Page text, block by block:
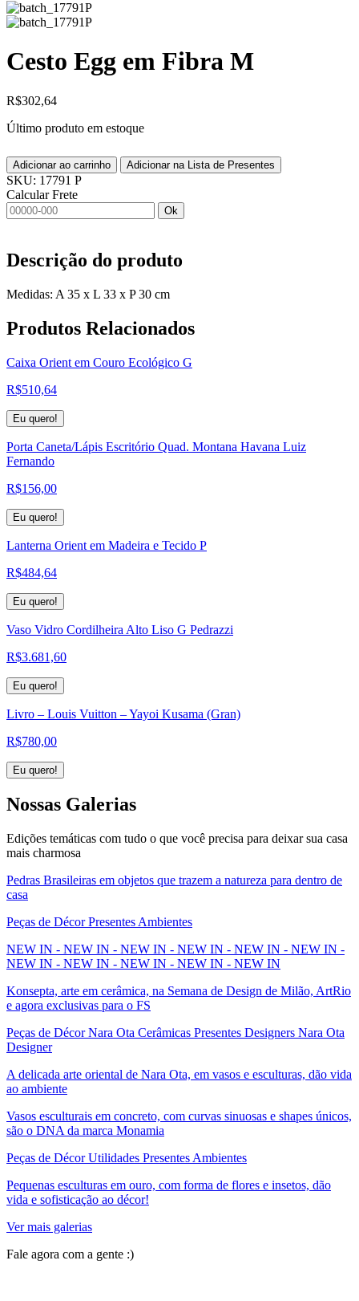
Cesto Egg em Fibra M
R$302,64
Último produto em estoque
Adicionar ao carrinho Adicionar na Lista de Presentes
SKU: 17791 P
Calcular Frete
Ok
Descrição do produto
Medidas: A 35 x L 33 x P 30 cm
Produtos Relacionados
Caixa Orient em Couro Ecológico G
R$510,64
Eu quero!
Porta Caneta/Lápis Escritório Quad. Montana Havana Luiz
Fernando
R$156,00
Eu quero!
Lanterna Orient em Madeira e Tecido P
R$484,64
Eu quero!
Vaso Vidro Cordilheira Alto Liso G Pedrazzi
R$3.681,60
Eu quero!
Livro – Louis Vuitton – Yayoi Kusama (Gran)
R$780,00
Eu quero!
Nossas Galerias
Edições temáticas com tudo o que você precisa para deixar sua casa
mais charmosa
Pedras Brasileiras em objetos que trazem a natureza para dentro de
casa
Peças de Décor Presentes Ambientes
NEW IN - NEW IN - NEW IN - NEW IN - NEW IN - NEW IN -
NEW IN - NEW IN - NEW IN - NEW IN - NEW IN
Konsepta, arte em cerâmica, na Semana de Design de Milão, ArtRio
e agora exclusivas para o FS
Peças de Décor Nara Ota Cerâmicas Presentes Designers Nara Ota
Designer
A delicada arte oriental de Nara Ota, em vasos e esculturas, dão vida
ao ambiente
Vasos esculturais em concreto, com curvas sinuosas e shapes únicos,
são o DNA da marca Monamia
Peças de Décor Utilidades Presentes Ambientes
Pequenas esculturas em ouro, com forma de flores e insetos, dão
vida e sofisticação ao décor!
Ver mais galerias
Fale agora com a gente :)